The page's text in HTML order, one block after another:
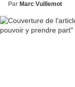
Par Marc Vuillemot